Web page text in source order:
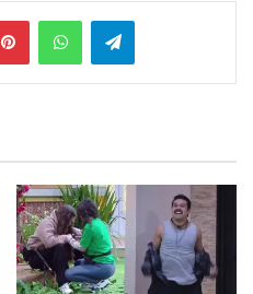
PinterestWhatsAppTelegram